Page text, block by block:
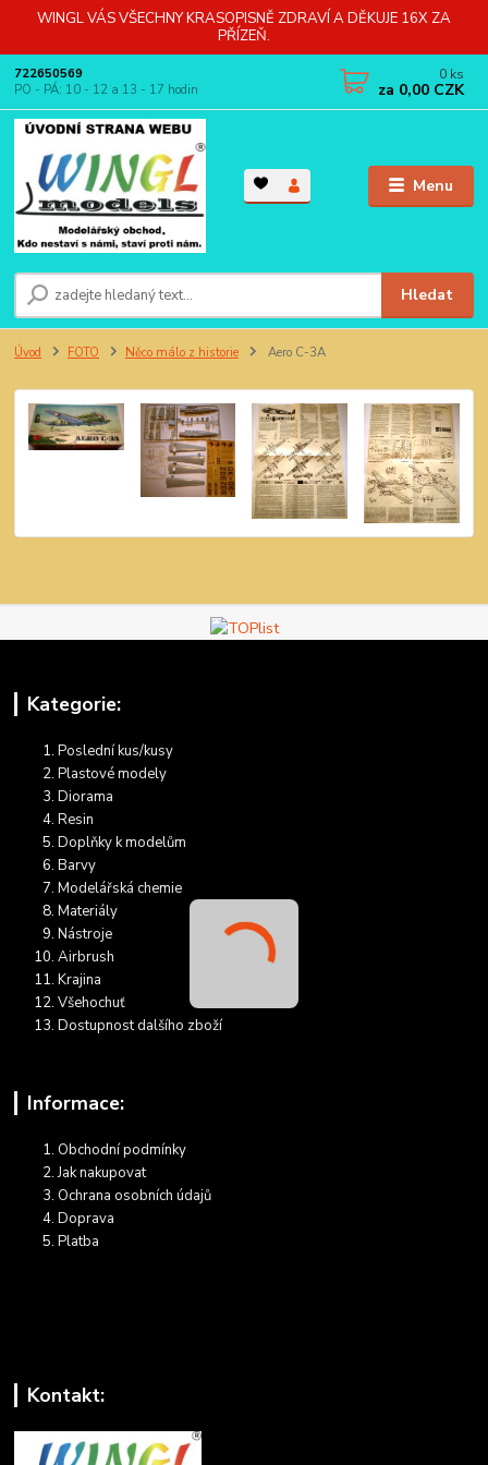
WINGL VÁS VŠECHNY KRASOPISNĚ ZDRAVÍ A DĚKUJE 16X ZA
PŘÍZEŇ.
Menu
Hledat
722650569
PO - PÁ: 10 - 12 a 13 - 17 hodin
0 ks
za 0,00 CZK
Úvod FOTO Něco málo z historie Aero C-3A
Kategorie:
Poslední kus/kusy
Plastové modely
Diorama
Resin
Doplňky k modelům
Barvy
Modelářská chemie
Materiály
Nástroje
Airbrush
Krajina
Všehochuť
Dostupnost dalšího zboží
Informace:
Obchodní podmínky
Jak nakupovat
Ochrana osobních údajů
Doprava
Platba
Kontakt: